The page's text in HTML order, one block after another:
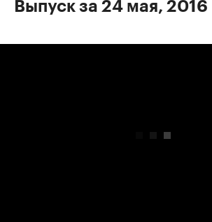
Выпуск за 24 мая, 2016